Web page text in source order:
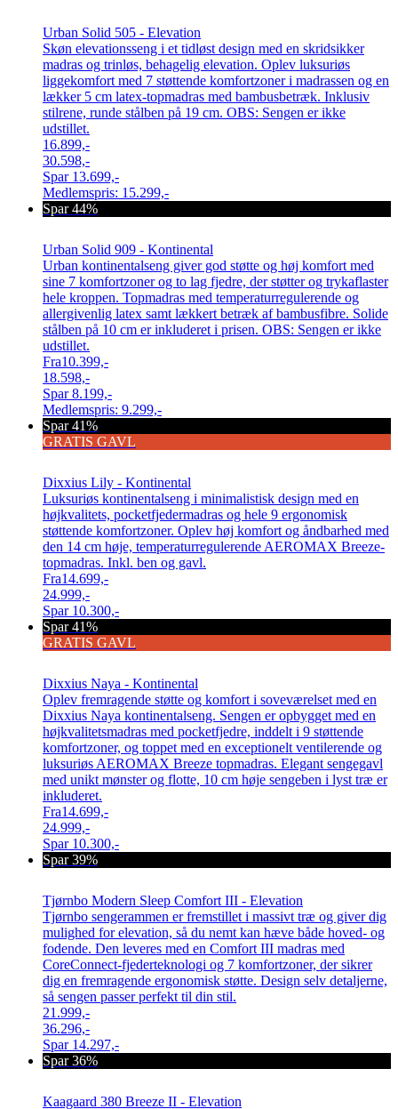
Urban Solid 505 - Elevation
Skøn elevationsseng i et tidløst design med en skridsikker
madras og trinløs, behagelig elevation. Oplev luksuriøs
liggekomfort med 7 støttende komfortzoner i madrassen og en
lækker 5 cm latex-topmadras med bambusbetræk. Inklusiv
stilrene, runde stålben på 19 cm. OBS: Sengen er ikke
udstillet.
16.899,-
30.598,-
Spar 13.699,-
Medlemspris: 15.299,-
Spar 44%
Urban Solid 909 - Kontinental
Urban kontinentalseng giver god støtte og høj komfort med
sine 7 komfortzoner og to lag fjedre, der støtter og trykaflaster
hele kroppen. Topmadras med temperaturregulerende og
allergivenlig latex samt lækkert betræk af bambusfibre. Solide
stålben på 10 cm er inkluderet i prisen. OBS: Sengen er ikke
udstillet.
Fra10.399,-
18.598,-
Spar8.199,-
Medlemspris: 9.299,-
Spar 41%
GRATIS GAVL
Dixxius Lily - Kontinental
Luksuriøs kontinentalseng i minimalistisk design med en
højkvalitets, pocketfjedermadras og hele 9 ergonomisk
støttende komfortzoner. Oplev høj komfort og åndbarhed med
den 14 cm høje, temperaturregulerende AEROMAX Breeze-
topmadras. Inkl. ben og gavl.
Fra14.699,-
24.999,-
Spar 10.300,-
Spar 41%
GRATIS GAVL
Dixxius Naya - Kontinental
Oplev fremragende støtte og komfort i soveværelset med en
Dixxius Naya kontinentalseng. Sengen er opbygget med en
højkvalitetsmadras med pocketfjedre, inddelt i 9 støttende
komfortzoner, og toppet med en exceptionelt ventilerende og
luksuriøs AEROMAX Breeze topmadras. Elegant sengegavl
med unikt mønster og flotte, 10 cm høje sengeben i lyst træ er
inkluderet.
Fra14.699,-
24.999,-
Spar 10.300,-
Spar 39%
Tjørnbo Modern Sleep Comfort III - Elevation
Tjørnbo sengerammen er fremstillet i massivt træ og giver dig
mulighed for elevation, så du nemt kan hæve både hoved- og
fodende. Den leveres med en Comfort III madras med
CoreConnect-fjederteknologi og 7 komfortzoner, der sikrer
dig en fremragende ergonomisk støtte. Design selv detaljerne,
så sengen passer perfekt til din stil.
21.999,-
36.296,-
Spar 14.297,-
Spar 36%
Kaagaard 380 Breeze II - Elevation